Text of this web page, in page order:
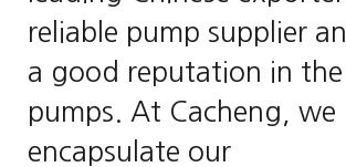
reliable pump supplier
a good reputation in
pumps. At Cacheng, we
encapsulate our